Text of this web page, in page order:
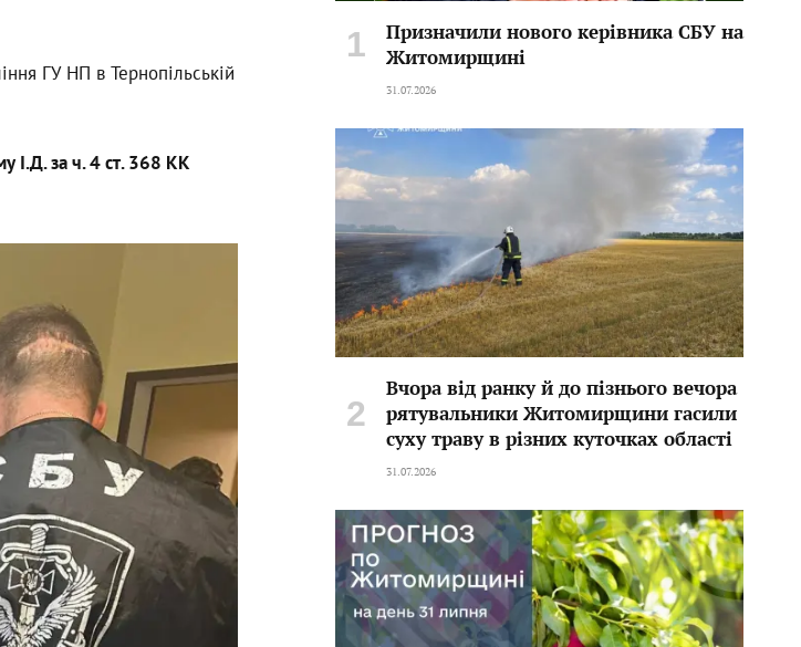
ГУ НП в Тернопільській
І.Д. за ч. 4 ст. 368 КК
Призначили нового керівника СБУ на
Житомирщині
31.07.2026
Вчора від ранку й до пізнього вечора
рятувальники Житомирщини гасили
суху траву в різних куточках області
31.07.2026